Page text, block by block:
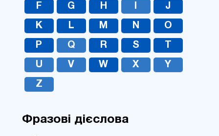
F G H J
K L M N O
P Q R S
U V W X Y
Z
Фразові дієслова